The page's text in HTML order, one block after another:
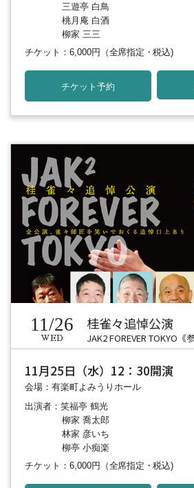
三遊亭 白鳥
桃月庵 白酒
柳家 三三
チケット：6,000円
（全席指定・税込)
チケット予約
11/26
WED
桂雀々追悼公演
JAK2 FOREVER TOKYO《
11月25日（水）12：30開演
会場：有楽町よみうりホール
出演者：笑福亭 鶴光
柳家 喬太郎
林家 彦いち
柳亭 小痴楽
チケット：6,000円
（全席指定・税込)